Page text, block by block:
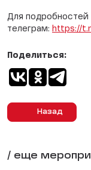
Для подробностей
телеграм: https://
Назад
Поделиться:
/ еще